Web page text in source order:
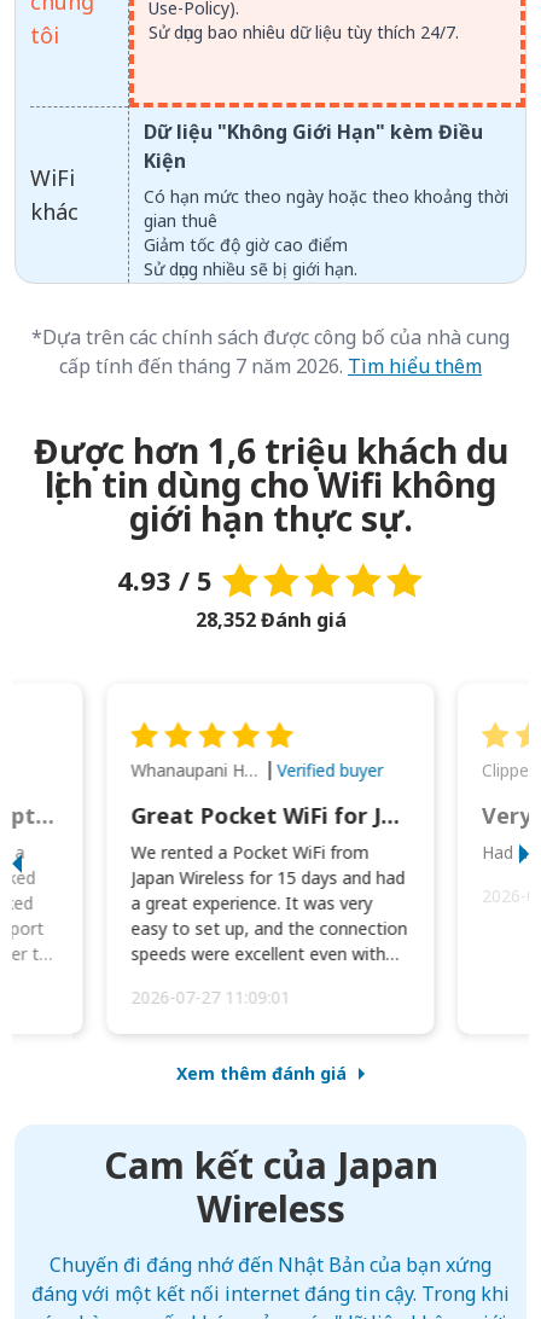
tôi
WiFi
khác
Use-Policy).
Sử dụng bao nhiêu dữ liệu tùy thích 24/7.
Dữ liệu "Không Giới Hạn" kèm Điều
Kiện
Có hạn mức theo ngày hoặc theo khoảng thời
gian thuê
Giảm tốc độ giờ cao điểm
Sử dụng nhiều sẽ bị giới hạn.
*Dựa trên các chính sách được công bố của nhà cung
cấp tính đến tháng 7 năm 2026. Tìm hiểu thêm
Được hơn 1,6 triệu khách du
lịch tin dùng cho Wifi không
giới hạn thực sự.
4.93 / 5
28,352 Đánh giá
This was wonderful option to a family of four. Everything worked smoothly.
a
to
Whanaupani Henry Joseph Macown Verified buyer
Great Pocket WiFi for Japan Travel
We rented a Pocket WiFi from
Japan Wireless for 15 days and had
a great experience. It was very
easy to set up, and the connection
speeds were excellent even with
2026-07-27 11:09:01
Very
Had
2026-
Xem thêm đánh giá
Cam kết của Japan
Wireless
Chuyến đi đáng nhớ đến Nhật Bản của bạn xứng
đáng với một kết nối internet đáng tin cậy. Trong khi